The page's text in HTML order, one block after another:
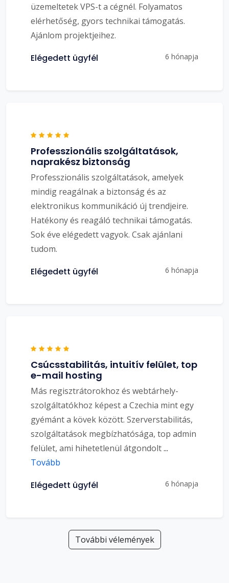
üzemeltetek VPS-t a cégnél. Folyamatos
elérhetőség, gyors technikai támogatás.
Ajánlom projektjeihez.
Elégedett ügyfél 6 hónapja
Professzionális szolgáltatások,
naprakész biztonság
Professzionális szolgáltatások, amelyek
mindig reagálnak a biztonság és az
elektronikus kommunikáció új trendjeire.
Hatékony és reagáló technikai támogatás.
Sok éve elégedett vagyok. Csak ajánlani
tudom.
Elégedett ügyfél 6 hónapja
Csúcsstabilitás, intuitív felület, top
e-mail hosting
Más regisztrátorokhoz és webtárhely-
szolgáltatókhoz képest a Czechia mint egy
gyémánt a kövek között. Szerverstabilitás,
szolgáltatások megbízhatósága, top admin
felület, ami hihetetlenül átgondolt...
Tovább
Elégedett ügyfél 6 hónapja
További vélemények